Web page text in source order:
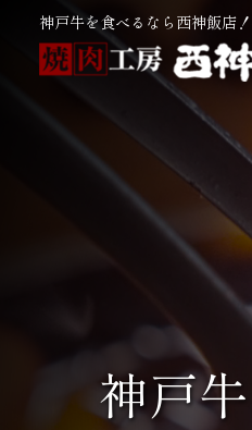
神戸牛を食べるなら西神飯店
神戸牛